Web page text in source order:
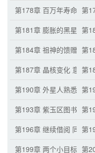
第178章 百万年寿命 变第
第181章 膨胀的黑星 获第
第184章 祖神的馈赠 第
第187章 晶核变化 意外惊
第
第190章 外星人熟悉的骗
第
第193章 紫玉区图书馆第
第196章 继续借阅 同步复
第
第199章 两个小目标 雪第